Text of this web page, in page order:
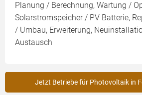
Planung / Berechnung, Wartung /
Solarstromspeicher / PV Batterie,
/ Umbau, Erweiterung,
Austausch
Jetzt Betriebe für Photovoltaik in